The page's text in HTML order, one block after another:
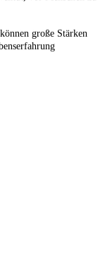
große Stärken